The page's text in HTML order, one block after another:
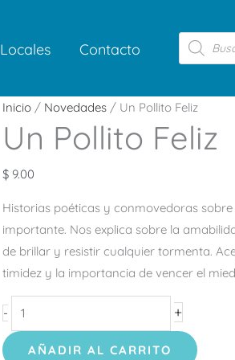
Locales Contacto
Búsqueda
de
productos
Inicio / Novedades / Un Pollito Feliz
Un Pollito Feliz
$ 9.00
Historias poéticas y conmovedoras
importante. Nos explica sobre la
de brillar y resistir cualquier tormenta.
timidez y la importancia de vencer el
-
Un
Pollito
Feliz
cantidad
+
AÑADIR AL CARRITO